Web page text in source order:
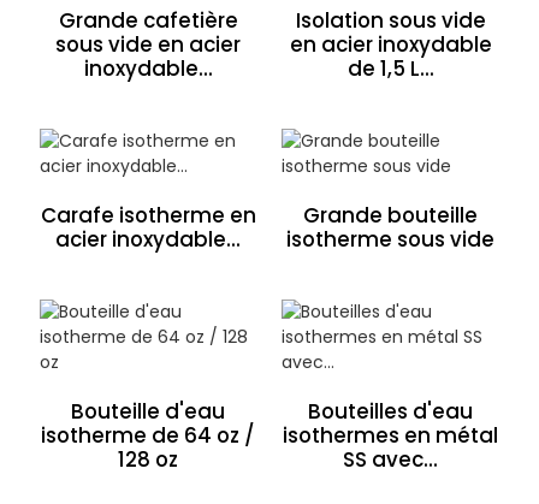
Grande cafetière
sous vide en acier
inoxydable...
Isolation sous vide
en acier inoxydable
de 1,5 L...
Carafe isotherme en
acier inoxydable...
Grande bouteille
isotherme sous vide
Bouteille d'eau
isotherme de 64 oz /
128 oz
Bouteilles d'eau
isothermes en métal
SS avec...